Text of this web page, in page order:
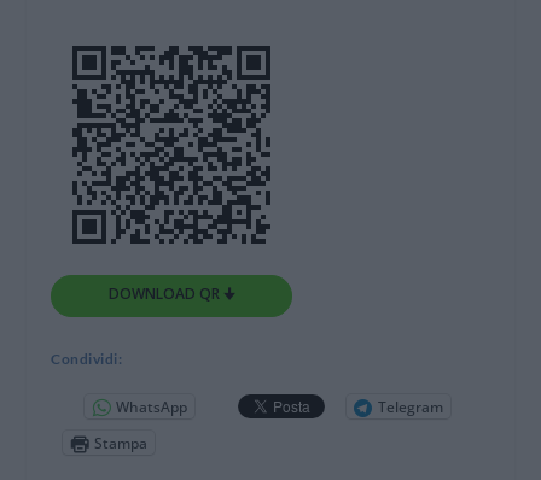
DOWNLOAD QR 🠋
Condividi:
WhatsApp
Telegram
Stampa